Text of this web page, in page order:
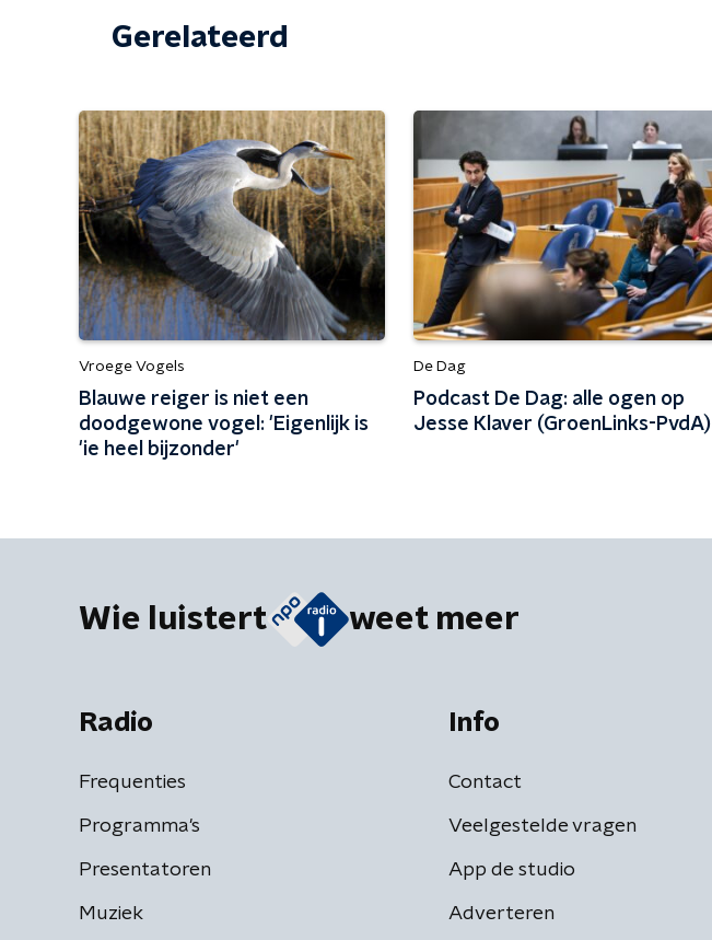
Gerelateerd
Vroege Vogels
Blauwe reiger is niet een
doodgewone vogel: 'Eigenlijk is
'ie heel bijzonder'
De Dag
Podcast De Dag: alle ogen op
Jesse Klaver (GroenLinks-PvdA)
Wie luistert weet meer
Radio
Frequenties
Programma's
Presentatoren
Muziek
Info
Contact
Veelgestelde vragen
App de studio
Adverteren